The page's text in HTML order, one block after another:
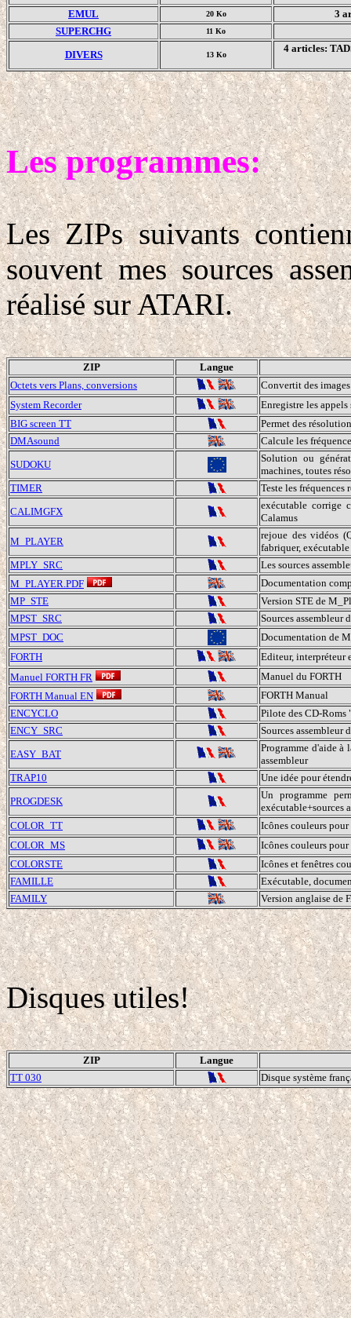
EMUL 20 Ko
3
SUPERCHG
11 Ko
DIVERS 13 Ko
4 articles:
Les programmes:
Les ZIPs suivants
souvent mes sources
réalisé sur ATARI.
ZIP
Langue
Octets vers Plans, conversions
Convertit des
System Recorder
Enregistre les
BIG screen TT
Permet des
DMAsound
Calcule les
SUDOKU
Solution ou
machines, toutes
TIMER
Teste les fréquences
CALIMGFX
exécutable corrige
Calamus
M_PLAYER
rejoue des vidéos
fabriquer,
MPLY_SRC
Les sources
M_PLAYER.PDF
Documentation
MP_STE
Version STE de
MPST_SRC
Sources assembleur
MPST_DOC
Documentation de
FORTH
Editeur, interpréteur
Manuel FORTH FR
Manuel du FORTH
FORTH Manual EN
FORTH Manual
ENCYCLO
Pilote des CD-
ENCY_SRC
Sources assembleur
EASY_BAT
Programme d'aide à
assembleur
TRAP10
Une idée pour
PROGDESK
Un programme
exécutable+sources
COLOR_TT
Icônes couleurs pour
COLOR_MS
Icônes couleurs pour
COLORSTE
Icônes et fenêtres
FAMILLE
Exécutable,
FAMILY
Version anglaise de
Disques utiles!
ZIP
Langue
TT 030
Disque système